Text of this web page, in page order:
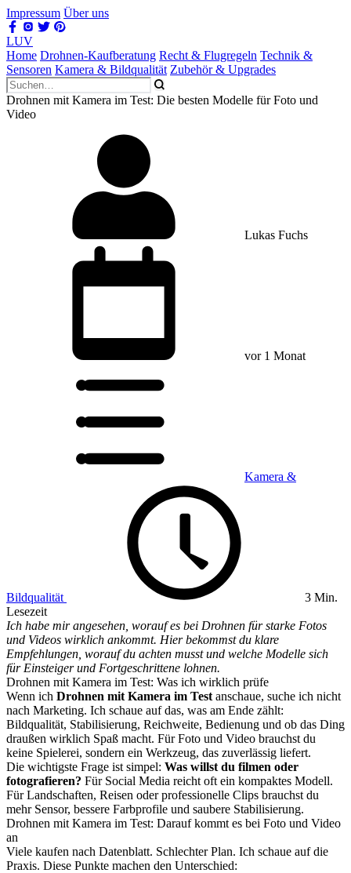
Impressum Über uns
LUV
Home Drohnen-Kaufberatung Recht & Flugregeln Technik &
Sensoren Kamera & Bildqualität Zubehör & Upgrades
Drohnen mit Kamera im Test: Die besten Modelle für Foto und
Video
Lukas Fuchs
vor 1 Monat
Kamera &
Bildqualität
3 Min.
Lesezeit
Ich habe mir angesehen, worauf es bei Drohnen für starke Fotos
und Videos wirklich ankommt. Hier bekommst du klare
Empfehlungen, worauf du achten musst und welche Modelle sich
für Einsteiger und Fortgeschrittene lohnen.
Drohnen mit Kamera im Test: Was ich wirklich prüfe
Wenn ich Drohnen mit Kamera im Test anschaue, suche ich nicht
nach Marketing. Ich schaue auf das, was am Ende zählt:
Bildqualität, Stabilisierung, Reichweite, Bedienung und ob das Ding
draußen wirklich Spaß macht. Für Foto und Video brauchst du
keine Spielerei, sondern ein Werkzeug, das zuverlässig liefert.
Die wichtigste Frage ist simpel: Was willst du filmen oder
fotografieren? Für Social Media reicht oft ein kompaktes Modell.
Für Landschaften, Reisen oder professionelle Clips brauchst du
mehr Sensor, bessere Farbprofile und saubere Stabilisierung.
Drohnen mit Kamera im Test: Darauf kommt es bei Foto und Video
an
Viele kaufen nach Datenblatt. Schlechter Plan. Ich schaue auf die
Praxis. Diese Punkte machen den Unterschied: